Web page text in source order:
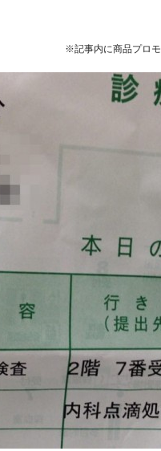
※記事内に商品プロ